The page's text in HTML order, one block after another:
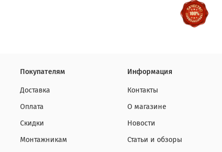
Покупателям
Доставка
Оплата
Скидки
Монтажникам
Информация
Контакты
О магазине
Новости
Статьи и обзоры